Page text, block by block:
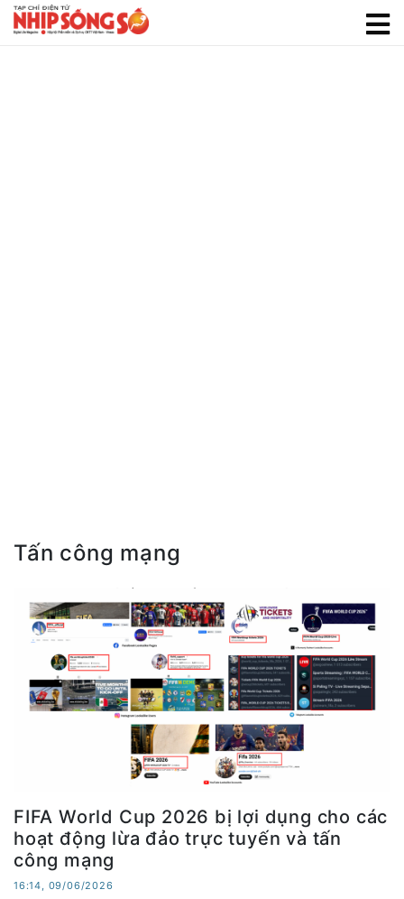
Tấn công mạng
FIFA World Cup 2026 bị lợi dụng cho các
hoạt động lừa đảo trực tuyến và tấn
công mạng
16:14, 09/06/2026